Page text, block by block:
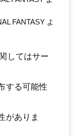
FANTASY よ
してはサー
する可能性
がありま